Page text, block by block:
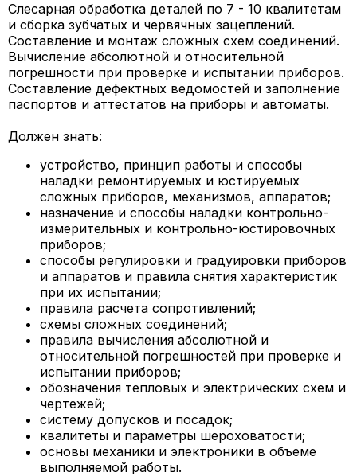
Слесарная обработка деталей по 7 - 10 квалитетам
и сборка зубчатых и червячных зацеплений.
Составление и монтаж сложных схем соединений.
Вычисление абсолютной и относительной
погрешности при проверке и испытании приборов.
Составление дефектных ведомостей и заполнение
паспортов и аттестатов на приборы и автоматы.
Должен знать:
устройство, принцип работы и способы
наладки ремонтируемых и юстируемых
сложных приборов, механизмов, аппаратов;
назначение и способы наладки контрольно-
измерительных и контрольно-юстировочных
приборов;
способы регулировки и градуировки приборов
и аппаратов и правила снятия характеристик
при их испытании;
правила расчета сопротивлений;
схемы сложных соединений;
правила вычисления абсолютной и
относительной погрешностей при проверке и
испытании приборов;
обозначения тепловых и электрических схем и
чертежей;
систему допусков и посадок;
квалитеты и параметры шероховатости;
основы механики и электроники в объеме
выполняемой работы.